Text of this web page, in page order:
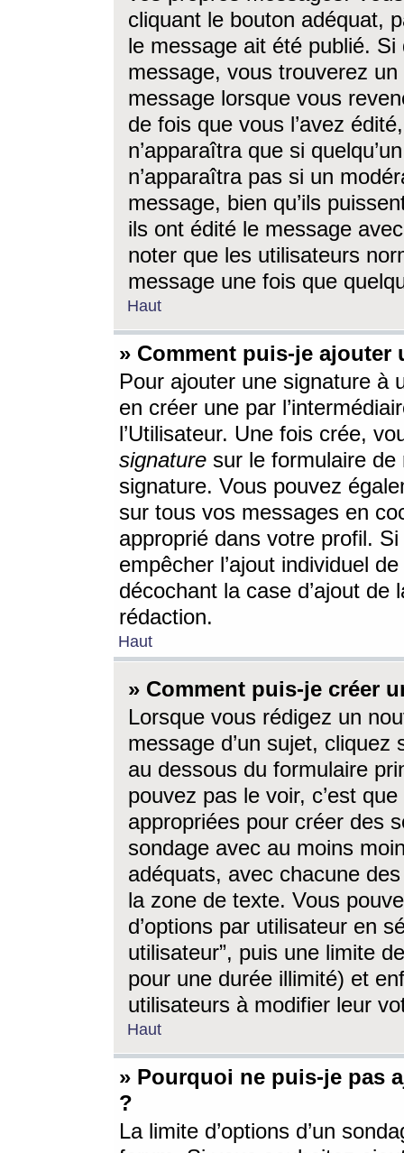
cliquant le bouton adéquat,
le message ait été publié. Si
message, vous trouverez
message lorsque vous
de fois que vous l’avez
n’apparaîtra que si
n’apparaîtra pas si un
message, bien qu’ils
ils ont édité le message
noter que les utilisateurs
message une fois que
Haut
» Comment puis-je ajouter
Pour ajouter une signature à
en créer une par
l’Utilisateur. Une fois crée,
signature sur le formulaire de
signature. Vous pouvez
sur tous vos messages en
approprié dans votre profil.
empêcher l’ajout individuel
décochant la case d’ajout
rédaction.
Haut
» Comment puis-je créer
Lorsque vous rédigez un
message d’un sujet, cliquez
au dessous du formulaire
pouvez pas le voir, c’est
appropriées pour créer des
sondage avec au moins
adéquats, avec chacune
la zone de texte. Vous
d’options par utilisateur en
utilisateur”, puis une limite
pour une durée illimité) et
utilisateurs à modifier leur
Haut
» Pourquoi ne puis-je pas
?
La limite d’options d’un